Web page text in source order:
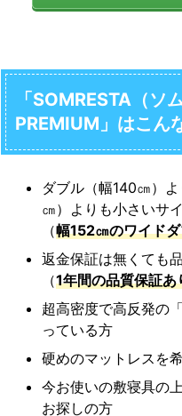
「SOMRESTA（ソ
PREMIUM」はこん
ダブル（幅140㎝）
㎝）よりも小さいサ
（幅152㎝のワイド
返金保証は無くても
（1年間の品質保証あ
超高密度で高反発の
っている方
硬めのマットレスを
今お使いの敷寝具の
お探しの方